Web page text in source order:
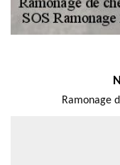
Ramonage